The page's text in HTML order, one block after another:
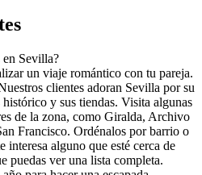
en Sevilla?
un viaje romántico con tu pareja.
clientes adoran Sevilla por su
y sus tiendas. Visita algunas
de la zona, como Giralda, Archivo
Francisco. Ordénalos por barrio o
alguno que esté cerca de
puedas ver una lista completa.